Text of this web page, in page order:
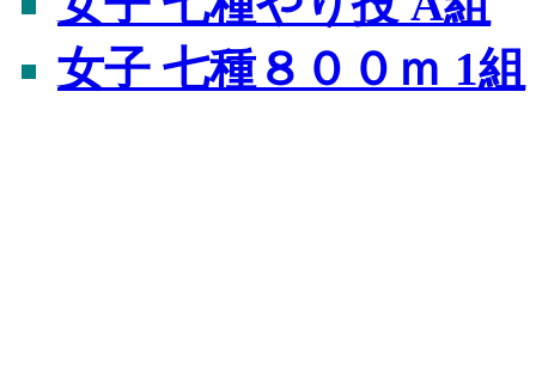
女子 七種８００ｍ 1組